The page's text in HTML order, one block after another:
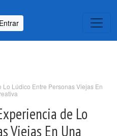
Entrar
Lúdico Entre Personas Viejas En
de Lo
Viejas En Una